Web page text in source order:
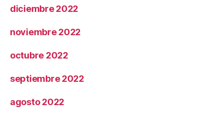
diciembre 2022
noviembre 2022
octubre 2022
septiembre 2022
agosto 2022